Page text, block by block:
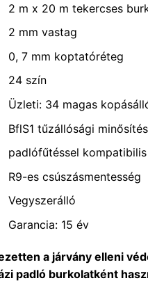
2 m x 20 m tekercses
2 mm vastag
0, 7 mm koptatóréteg
24 szín
Üzleti: 34 magas
BflS1 tűzállósági minősítés
padlófűtéssel kompatibilis
R9-es csúszásmentesség
Vegyszerálló
Garancia: 15 év
a járvány elleni
padló burkolatként